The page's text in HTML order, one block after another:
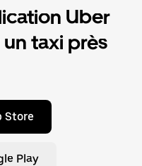
Uber
taxi près
Store
Play